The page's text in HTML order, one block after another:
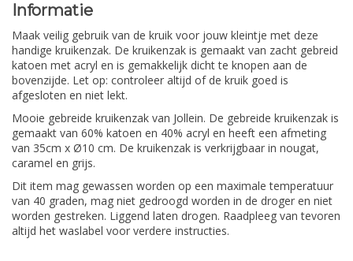
Informatie
Maak veilig gebruik van de kruik voor jouw kleintje met deze
handige kruikenzak. De kruikenzak is gemaakt van zacht gebreid
katoen met acryl en is gemakkelijk dicht te knopen aan de
bovenzijde. Let op: controleer altijd of de kruik goed is
afgesloten en niet lekt.
Mooie gebreide kruikenzak van Jollein. De gebreide kruikenzak is
gemaakt van 60% katoen en 40% acryl en heeft een afmeting
van 35cm x Ø10 cm. De kruikenzak is verkrijgbaar in nougat,
caramel en grijs.
Dit item mag gewassen worden op een maximale temperatuur
van 40 graden, mag niet gedroogd worden in de droger en niet
worden gestreken. Liggend laten drogen. Raadpleeg van tevoren
altijd het waslabel voor verdere instructies.